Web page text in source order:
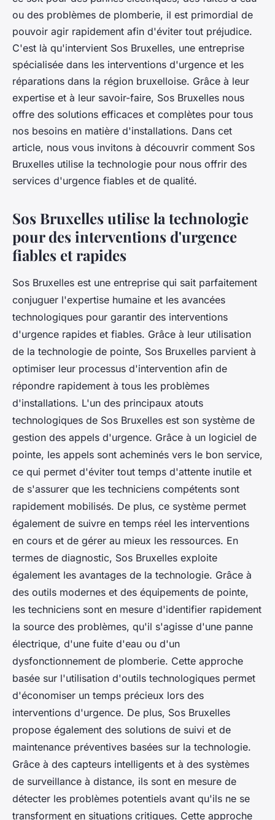
ou des problèmes de plomberie, il est primordial de
pouvoir agir rapidement afin d'éviter tout préjudice.
C'est là qu'intervient Sos Bruxelles, une entreprise
spécialisée dans les interventions d'urgence et les
réparations dans la région bruxelloise. Grâce à leur
expertise et à leur savoir-faire, Sos Bruxelles nous
offre des solutions efficaces et complètes pour tous
nos besoins en matière d'installations. Dans cet
article, nous vous invitons à découvrir comment Sos
Bruxelles utilise la technologie pour nous offrir des
services d'urgence fiables et de qualité.
Sos Bruxelles utilise la technologie
pour des interventions d'urgence
fiables et rapides
Sos Bruxelles est une entreprise qui sait parfaitement
conjuguer l'expertise humaine et les avancées
technologiques pour garantir des interventions
d'urgence rapides et fiables. Grâce à leur utilisation
de la technologie de pointe, Sos Bruxelles parvient à
optimiser leur processus d'intervention afin de
répondre rapidement à tous les problèmes
d'installations. L'un des principaux atouts
technologiques de Sos Bruxelles est son système de
gestion des appels d'urgence. Grâce à un logiciel de
pointe, les appels sont acheminés vers le bon service,
ce qui permet d'éviter tout temps d'attente inutile et
de s'assurer que les techniciens compétents sont
rapidement mobilisés. De plus, ce système permet
également de suivre en temps réel les interventions
en cours et de gérer au mieux les ressources. En
termes de diagnostic, Sos Bruxelles exploite
également les avantages de la technologie. Grâce à
des outils modernes et des équipements de pointe,
les techniciens sont en mesure d'identifier rapidement
la source des problèmes, qu'il s'agisse d'une panne
électrique, d'une fuite d'eau ou d'un
dysfonctionnement de plomberie. Cette approche
basée sur l'utilisation d'outils technologiques permet
d'économiser un temps précieux lors des
interventions d'urgence. De plus, Sos Bruxelles
propose également des solutions de suivi et de
maintenance préventives basées sur la technologie.
Grâce à des capteurs intelligents et à des systèmes
de surveillance à distance, ils sont en mesure de
détecter les problèmes potentiels avant qu'ils ne se
transforment en situations critiques. Cette approche